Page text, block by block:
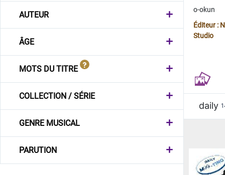
AUTEUR
ÂGE
MOTS DU TITRE
COLLECTION / SÉRIE
GENRE MUSICAL
PARUTION
o-okun
Éditeur :
Studio
daily